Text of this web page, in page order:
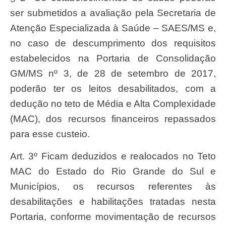
ser submetidos a avaliação pela Secretaria de
Atenção Especializada à Saúde – SAES/MS e,
no caso de descumprimento dos requisitos
estabelecidos na Portaria de Consolidação
GM/MS nº 3, de 28 de setembro de 2017,
poderão ter os leitos desabilitados, com a
dedução no teto de Média e Alta Complexidade
(MAC), dos recursos financeiros repassados
para esse custeio.
Art. 3º Ficam deduzidos e realocados no Teto
MAC do Estado do Rio Grande do Sul e
Municípios, os recursos referentes às
desabilitações e habilitações tratadas nesta
Portaria, conforme movimentação de recursos